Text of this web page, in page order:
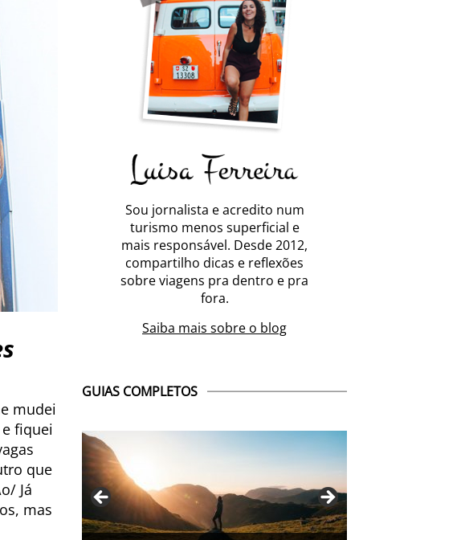
mudei
fiquei
que
Já
mas
Sou jornalista e acredito num
turismo menos superficial e
mais responsável. Desde 2012,
compartilho dicas e reflexões
sobre viagens pra dentro e pra
fora.
Saiba mais sobre o blog
GUIAS COMPLETOS